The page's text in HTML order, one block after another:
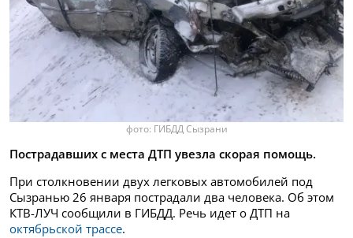
фото: ГИБДД Сызрани
Пострадавших с места ДТП увезла скорая помощь.
При столкновении двух легковых автомобилей под
Сызранью 26 января пострадали два человека. Об этом
КТВ-ЛУЧ сообщили в ГИБДД. Речь идет о ДТП на
октябрьской трассе.